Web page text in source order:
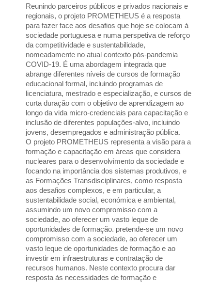
Reunindo parceiros públicos e privados nacionais e
regionais, o projeto PROMETHEUS é a resposta
para fazer face aos desafios que hoje se colocam à
sociedade portuguesa e numa perspetiva de reforço
da competitividade e sustentabilidade,
nomeadamente no atual contexto pós-pandemia
COVID-19. É uma abordagem integrada que
abrange diferentes níveis de cursos de formação
educacional formal, incluindo programas de
licenciatura, mestrado e especialização, e cursos de
curta duração com o objetivo de aprendizagem ao
longo da vida micro-credenciais para capacitação e
inclusão de diferentes populações-alvo, incluindo
jovens, desempregados e administração pública.
O projeto PROMETHEUS representa a visão para a
formação e capacitação em áreas que considera
nucleares para o desenvolvimento da sociedade e
focando na importância dos sistemas produtivos, e
as Formações Transdisciplinares, como resposta
aos desafios complexos, e em particular, a
sustentabilidade social, económica e ambiental,
assumindo um novo compromisso com a
sociedade, ao oferecer um vasto leque de
oportunidades de formação. pretende-se um novo
compromisso com a sociedade, ao oferecer um
vasto leque de oportunidades de formação e ao
investir em infraestruturas e contratação de
recursos humanos. Neste contexto procura dar
resposta às necessidades de formação e